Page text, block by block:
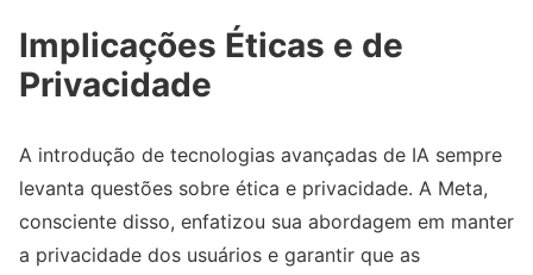
Implicações Éticas e de
Privacidade
A introdução de tecnologias avançadas de IA sempre
levanta questões sobre ética e privacidade. A Meta,
consciente disso, enfatizou sua abordagem em manter
a privacidade dos usuários e garantir que as